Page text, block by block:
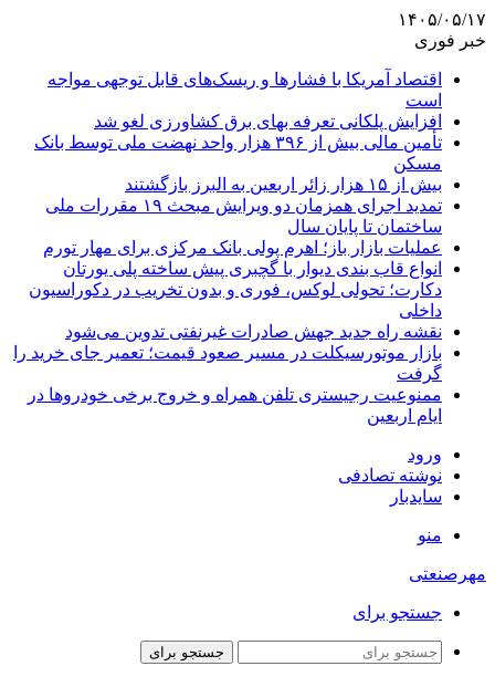
۱۴۰۵/۰۵/۱۷
خبر فوری
اقتصاد آمریکا با فشارها و ریسک‌های قابل توجهی مواجه
است
افزایش پلکانی تعرفه بهای برق کشاورزی لغو شد
تأمین مالی بیش از ۳۹۶ هزار واحد نهضت ملی توسط بانک
مسکن
بیش از ۱۵ هزار زائر اربعین به البرز بازگشتند
تمدید اجرای همزمان دو ویرایش مبحث ۱۹ مقررات ملی
ساختمان تا پایان سال
عملیات بازار باز؛ اهرم پولی بانک مرکزی برای مهار تورم
انواع قاب بندی دیوار با گچبری پیش ساخته پلی یورتان
دکارت؛ تحولی لوکس، فوری و بدون تخریب در دکوراسیون
داخلی
نقشه راه جدید جهش صادرات غیرنفتی تدوین می‌شود
بازار موتورسیکلت در مسیر صعود قیمت؛ تعمیر جای خرید را
گرفت
ممنوعیت رجیستری تلفن همراه و خروج برخی خودروها در
ایام اربعین
ورود
نوشته تصادفی
سایدبار
منو
مهرصنعتی
جستجو برای
جستجو برای